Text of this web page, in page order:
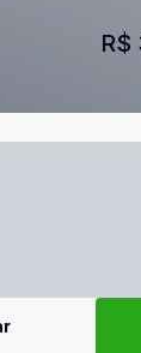
R$